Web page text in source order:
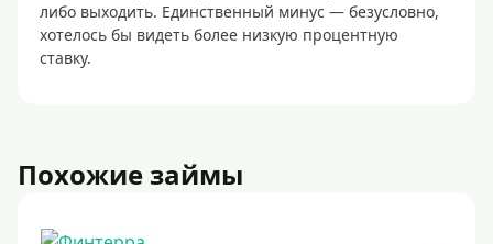
либо выходить. Единственный минус — безусловно,
хотелось бы видеть более низкую процентную
ставку.
Похожие займы